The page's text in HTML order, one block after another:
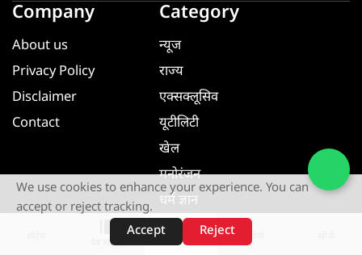
वेब स्टोरीज़
Company
About us
Privacy Policy
Disclaimer
Contact
Category
न्यूज
राज्य
एक्सक्लूसिव
यूटीलिटी
खेल
मनोरंजन
धर्म ज्ञान
यूटीलिटी
We use cookies to enhance your experience. You can
accept or reject tracking.
Accept
Reject